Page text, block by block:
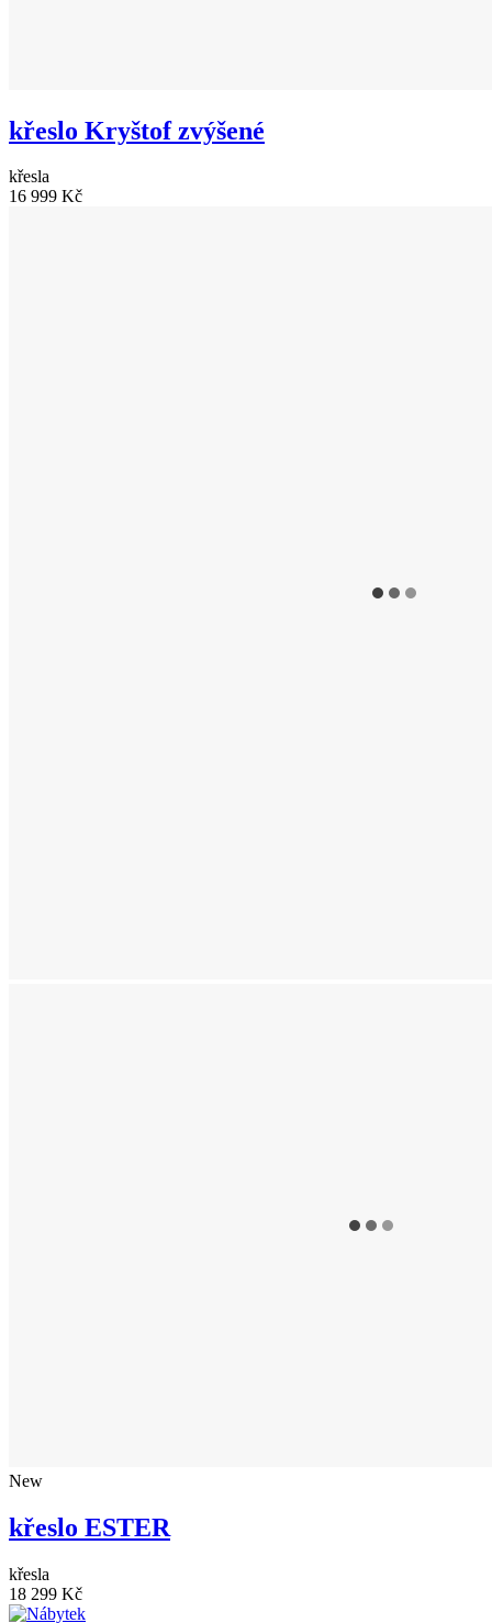
křeslo Kryštof zvýšené
křesla
16 999 Kč
New
křeslo ESTER
křesla
18 299 Kč